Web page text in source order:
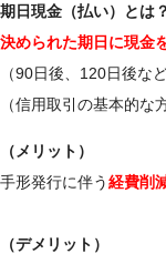
期日現金（払い）とは？
決められた期日に現金
（90日後、120日後など
（信用取引の基本的な
（メリット）
手形発行に伴う経費削
（デメリット）